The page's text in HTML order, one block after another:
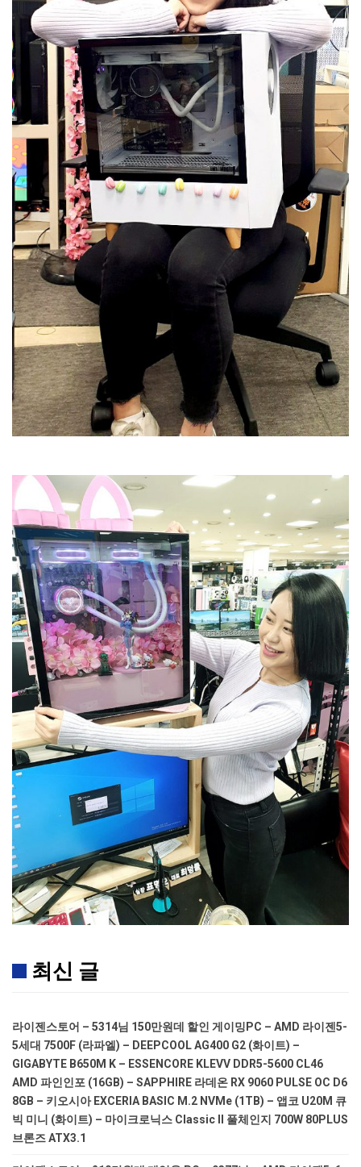
최신 글
라이젠스토어 – 5314님 150만원데 할인 게이밍PC – AMD 라이젠5-
5세대 7500F (라파엘) – DEEPCOOL AG400 G2 (화이트) –
GIGABYTE B650M K – ESSENCORE KLEVV DDR5-5600 CL46
AMD 파인인포 (16GB) – SAPPHIRE 라데온 RX 9060 PULSE OC D6
8GB – 키오시아 EXCERIA BASIC M.2 NVMe (1TB) – 앱코 U20M 큐
빅 미니 (화이트) – 마이크로닉스 Classic II 풀체인지 700W 80PLUS
브론즈 ATX3.1